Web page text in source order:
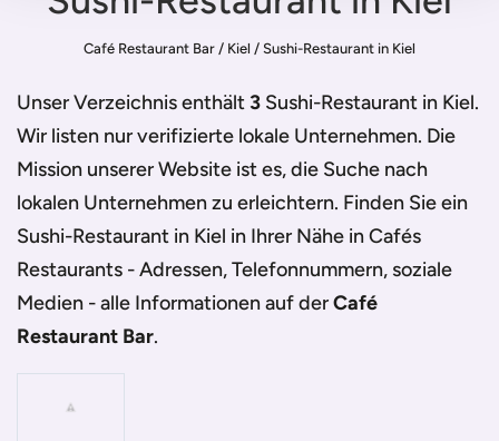
Café Restaurant Bar / Kiel / Sushi-Restaurant in Kiel
Unser Verzeichnis enthält3 Sushi-Restaurant in Kiel.
Wir listen nur verifizierte lokale Unternehmen. Die
Mission unserer Website ist es, die Suche nach
lokalen Unternehmen zu erleichtern. Finden Sie ein
Sushi-Restaurant in Kiel in Ihrer Nähe in Cafés
Restaurants - Adressen, Telefonnummern, soziale
Medien - alle Informationen auf derCafé
Restaurant Bar.